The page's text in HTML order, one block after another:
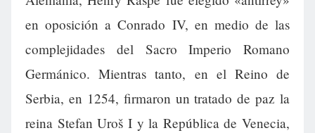
en oposición a Conrado IV, en medio de las
complejidades del Sacro Imperio Romano
Germánico. Mientras tanto, en el Reino de
Serbia, en 1254, firmaron un tratado de paz la
reina Stefan Uroš I y la República de Venecia,